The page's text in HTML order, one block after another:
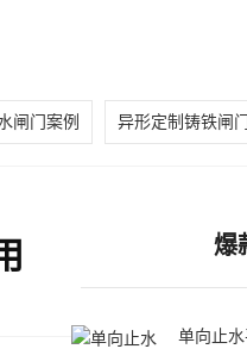
闸门案例 异形定制铸铁闸
爆
单向止